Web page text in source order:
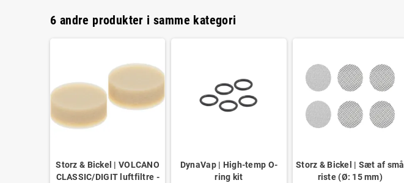
6 andre produkter i samme kategori
Storz & Bickel | VOLCANO
CLASSIC/DIGIT luftfiltre -
DynaVap | High-temp O-
ring kit
Storz & Bickel | Sæt af små
riste (Ø: 15 mm)